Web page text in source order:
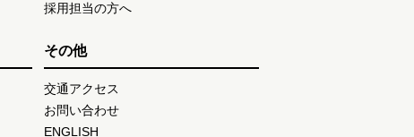
採用担当の方へ
その他
交通アクセス
お問い合わせ
ENGLISH